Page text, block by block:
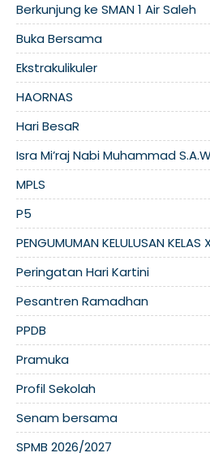
Berkunjung ke SMAN 1 Air Saleh
Buka Bersama
Ekstrakulikuler
HAORNAS
Hari BesaR
Isra Mi’raj Nabi Muhammad
MPLS
P5
PENGUMUMAN KELULUSAN KELAS
Peringatan Hari Kartini
Pesantren Ramadhan
PPDB
Pramuka
Profil Sekolah
Senam bersama
SPMB 2026/2027